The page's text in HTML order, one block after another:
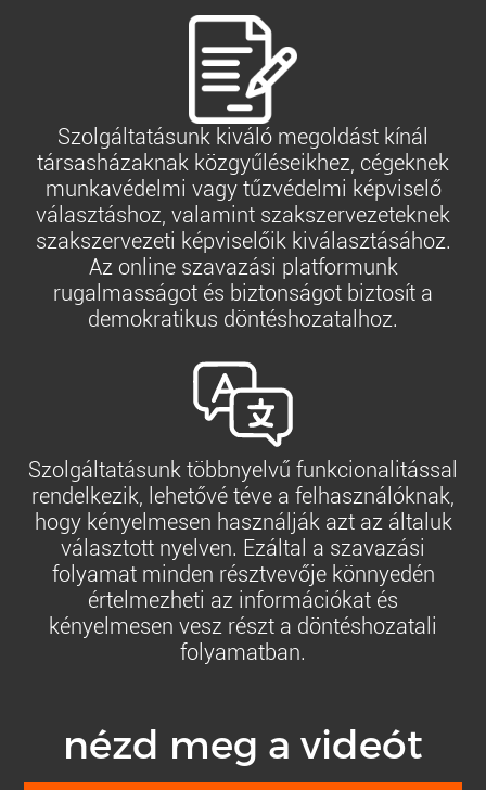
Szolgáltatásunk kiváló megoldást kínál
társasházaknak közgyűléseikhez, cégeknek
munkavédelmi vagy tűzvédelmi képviselő
választáshoz, valamint szakszervezeteknek
szakszervezeti képviselőik kiválasztásához.
Az online szavazási platformunk
rugalmasságot és biztonságot biztosít a
demokratikus döntéshozatalhoz.
Szolgáltatásunk többnyelvű funkcionalitással
rendelkezik, lehetővé téve a felhasználóknak,
hogy kényelmesen használják azt az általuk
választott nyelven. Ezáltal a szavazási
folyamat minden résztvevője könnyedén
értelmezheti az információkat és
kényelmesen vesz részt a döntéshozatali
folyamatban.
nézd meg a videót